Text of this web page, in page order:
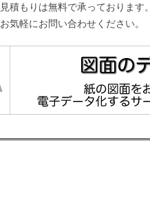
積もりは無料で承っております。
お気軽にお問い合わせください。